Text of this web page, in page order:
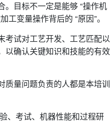
。目标不一定是能够 “操作机
工变量操作背后的 “原因”。
考试对工艺开发、工艺匹配以
以确认关键知识和技能的有效
质量问题负责的人都是本培训
、考试、机器性能和过程研